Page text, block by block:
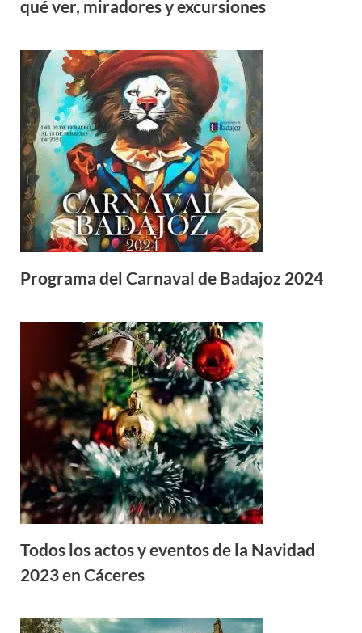
qué ver, miradores y excursiones
Programa del Carnaval de Badajoz 2024
Todos los actos y eventos de la Navidad
2023 en Cáceres